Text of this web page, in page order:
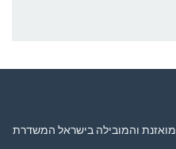
והמובילה בישראל המשדרת